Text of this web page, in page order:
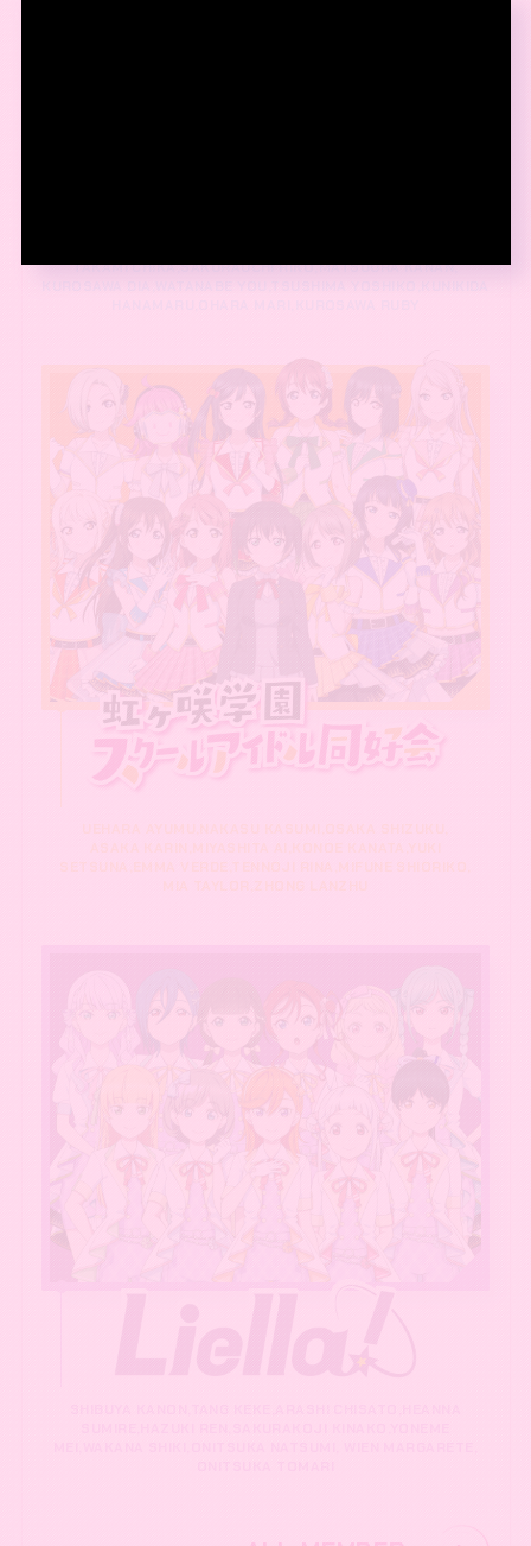
TAKAMI CHIKA,SAKURAUCHI RIKO,MATSUURA KANAN,
SETSUNA,EMMA VERDE,TENNOJI RINA,MIFUNE SHIORIKO,
SHIBUYA KANON,TANG KEKE,ARASHI CHISATO,HEANNA
ONITSUKA TOMARI